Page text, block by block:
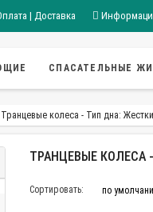
| Доставка
СПАСАТЕЛЬНЫЕ
Транцевые колеса - Тип дна:
ТРАНЦЕВЫЕ КОЛЕСА
Сортировать: по